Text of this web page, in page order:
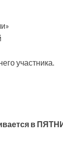
участника.
в